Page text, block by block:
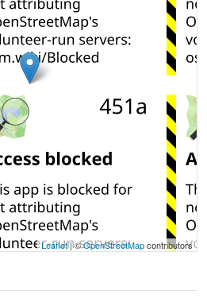
Leaflet| ©OpenStreetMapcontributors